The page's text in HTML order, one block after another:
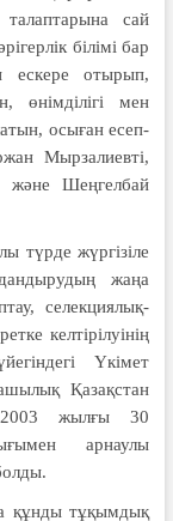
сай
білімі бар
отырып,
өнімділігі мен
осыған есеп-
Мырзалиевті,
және Шеңгелбай
түрде жүргізіле
жаңа
селекциялық-
келтірілуінің
Үкімет
Қазақстан
2003 жылғы 30
арнаулы
құнды тұқымдық